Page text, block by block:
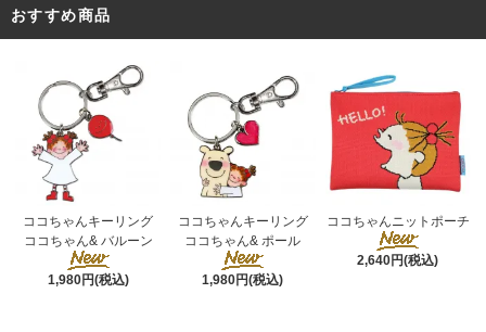
おすすめ商品
ココちゃんキーリング
ココちゃん& バルーン
1,980円(税込)
ココちゃんキーリング
ココちゃん& ポール
1,980円(税込)
ココちゃんニットポーチ
2,640円(税込)